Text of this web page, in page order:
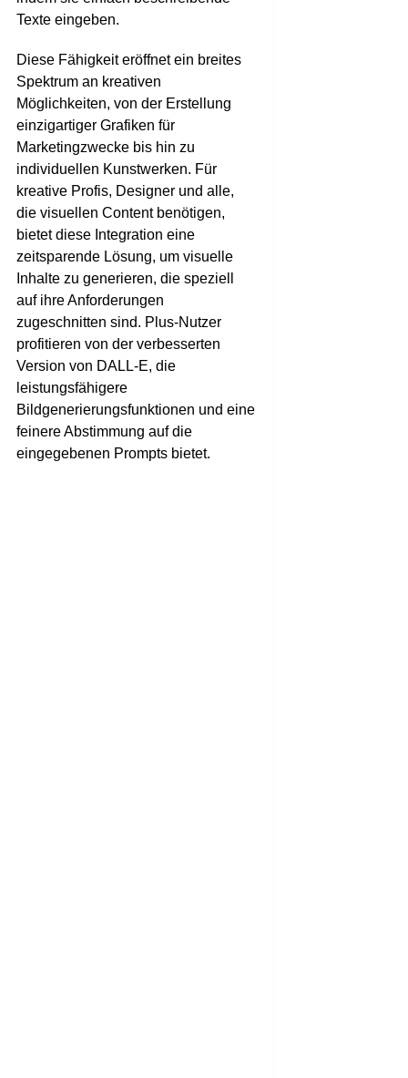
Texte eingeben.
Diese Fähigkeit eröffnet ein breites
Spektrum an kreativen
Möglichkeiten, von der Erstellung
einzigartiger Grafiken für
Marketingzwecke bis hin zu
individuellen Kunstwerken. Für
kreative Profis, Designer und alle,
die visuellen Content benötigen,
bietet diese Integration eine
zeitsparende Lösung, um visuelle
Inhalte zu generieren, die speziell
auf ihre Anforderungen
zugeschnitten sind. Plus-Nutzer
profitieren von der verbesserten
Version von DALL-E, die
leistungsfähigere
Bildgenerierungsfunktionen und eine
feinere Abstimmung auf die
eingegebenen Prompts bietet.